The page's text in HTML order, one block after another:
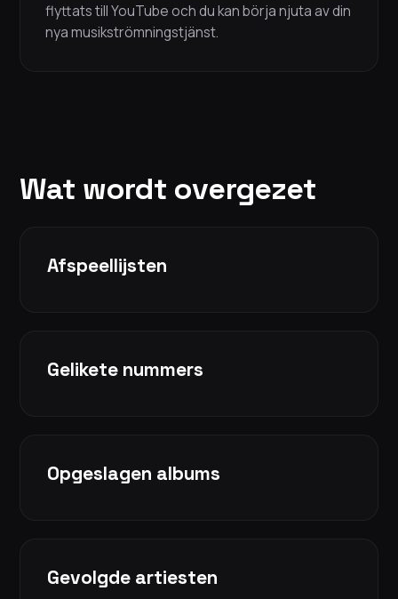
flyttats till YouTube och du kan börja njuta av din
nya musikströmningstjänst.
Wat wordt overgezet
Afspeellijsten
Gelikete nummers
Opgeslagen albums
Gevolgde artiesten